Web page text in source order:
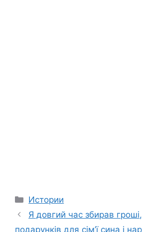
Categories
Истории
Я довгий час збирав
подарунків для сім’ї сина і